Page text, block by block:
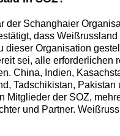
der Schanghaier
dass Weißrussland
dieser Organisation
sei, alle erforderlichen
China, Indien,
Tadschikistan, Pakistan
Mitglieder der SOZ,
und Partner.